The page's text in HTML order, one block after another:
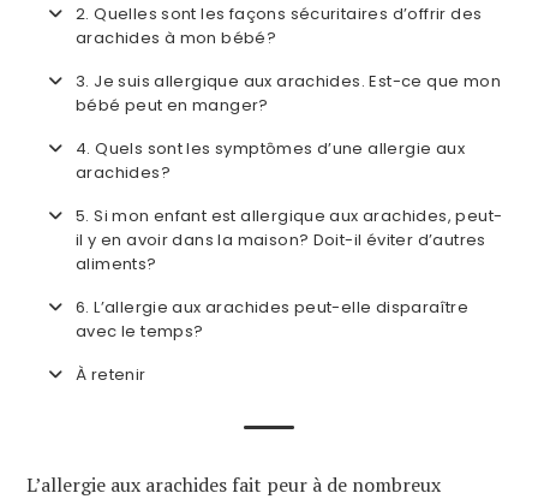
2. Quelles sont les façons sécuritaires d’offrir des
arachides à mon bébé?
3. Je suis allergique aux arachides. Est-ce que mon
bébé peut en manger?
4. Quels sont les symptômes d’une allergie aux
arachides?
5. Si mon enfant est allergique aux arachides, peut-
il y en avoir dans la maison? Doit-il éviter d’autres
aliments?
6. L’allergie aux arachides peut-elle disparaître
avec le temps?
À retenir
L’allergie aux arachides fait peur à de nombreux